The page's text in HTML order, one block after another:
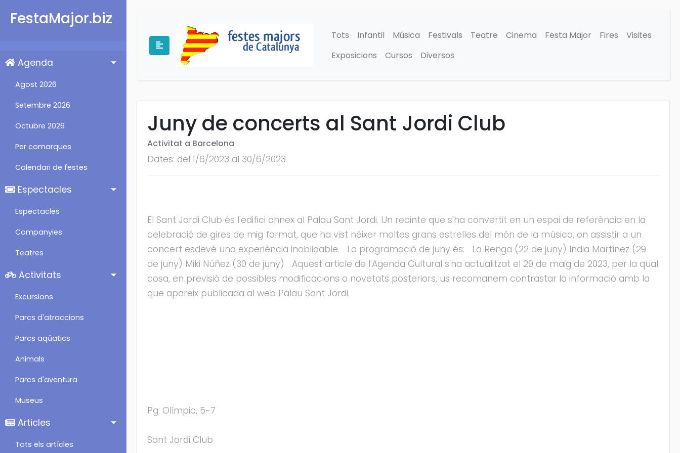
FestaMajor.biz
Agenda
Agost 2026
Setembre 2026
Octubre 2026
Per comarques
Calendari de festes
Espectacles
Espectacles
Companyies
Teatres
Activitats
Excursions
Parcs d'atraccions
Parcs aqüatics
Animals
Parcs d'aventura
Museus
Articles
Tots els artícles
Tots Infantil Música Festivals Teatre Cinema Festa Major Fires
Visites
Exposicions
Cursos Diversos
Juny de concerts al Sant Jordi Club
Activitat a Barcelona
Dates: del 1/6/2023 al 30/6/2023
El Sant Jordi Club és l'edifici annex al Palau Sant Jordi. Un recinte que s'ha convertit en un espai de referència en la
celebració de gires de mig format, que ha vist néixer moltes grans estrelles del món de la música, on assistir a un
concert esdevé una experiència inoblidable. La programació de juny és: La Renga (22 de juny) India Martínez (29
de juny) Miki Núñez (30 de juny) Aquest article de l'Agenda Cultural s'ha actualitzat el 29 de maig de 2023, per la qual
cosa, en previsió de possibles modificacions o novetats posteriors, us recomanem contrastar la informació amb la
que apareix publicada al web Palau Sant Jordi.
Pg. Olímpic, 5-7
Sant Jordi Club